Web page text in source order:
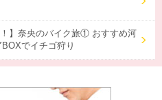
】奈央のバイク旅① おすすめ河
でイチゴ狩り